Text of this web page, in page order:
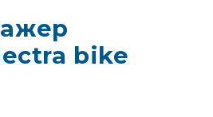
bike